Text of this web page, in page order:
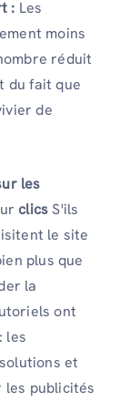
: Les
moins
réduit
du fait que
de
les
clicsS'ils
le site
plus que
la
ont
les
et
les publicités